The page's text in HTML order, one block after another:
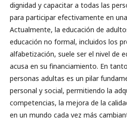
dignidad y capacitar a todas las
para participar efectivamente en
Actualmente, la educación de
educación no formal, incluidos los
alfabetización, suele ser el nivel de
acusa en su financiamiento. En
personas adultas es un pilar
personal y social, permitiendo la
competencias, la mejora de la
en un mundo cada vez más